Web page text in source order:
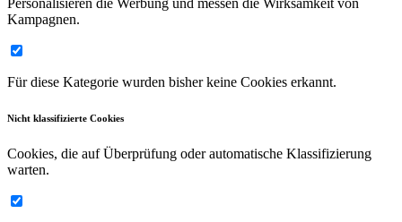
Personalisieren die Werbung und messen die Wirksamkeit von
Kampagnen.
Für diese Kategorie wurden bisher keine Cookies erkannt.
Nicht klassifizierte Cookies
Cookies, die auf Überprüfung oder automatische Klassifizierung
warten.